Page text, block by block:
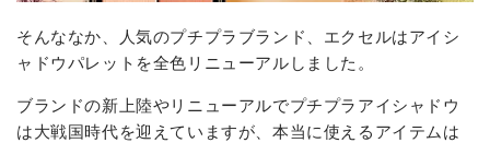
そんななか、人気のプチプラブランド、エクセルはアイシ
ャドウパレットを全色リニューアルしました。
ブランドの新上陸やリニューアルでプチプラアイシャドウ
は大戦国時代を迎えていますが、本当に使えるアイテムは